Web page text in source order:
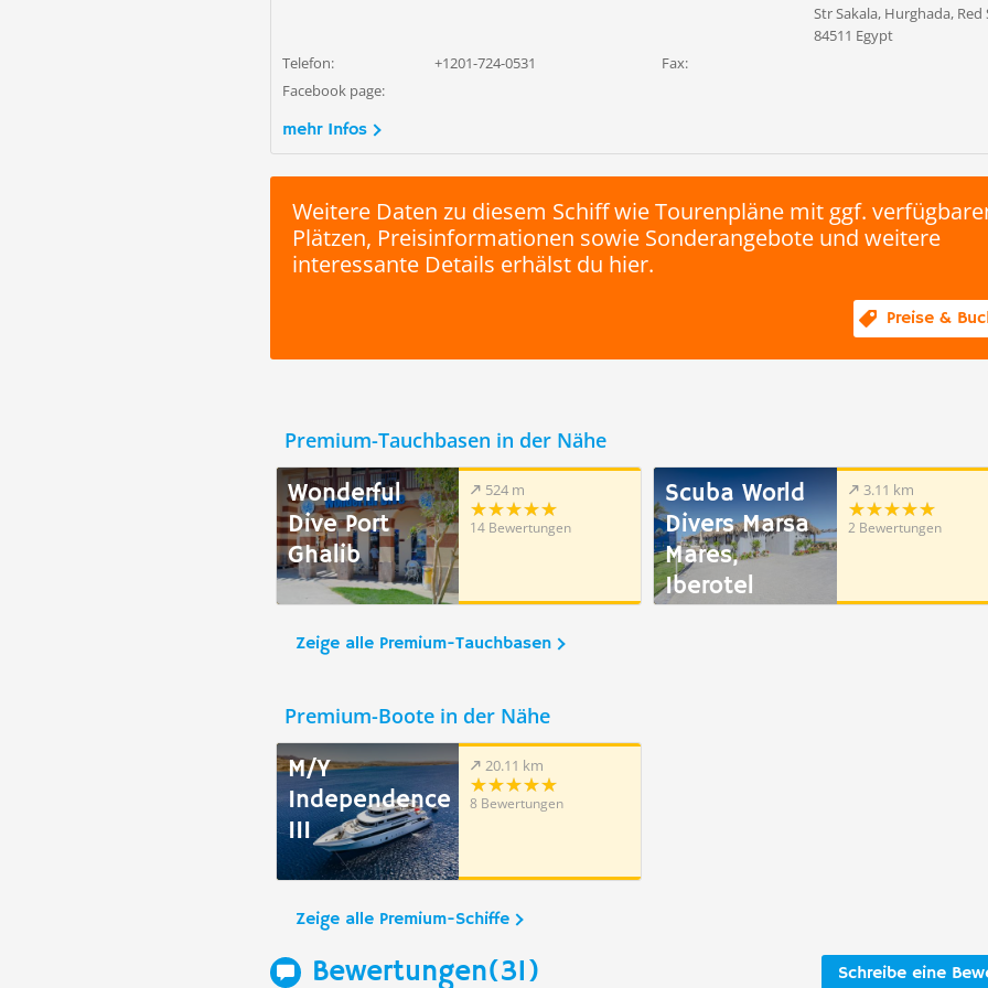
Str Sakala, Hurghada, Red
84511 Egypt
Telefon:
+1201-724-0531
Fax:
Facebook page:
mehr Infos
Weitere Daten zu diesem Schiff wie Tourenpläne mit ggf.
Plätzen, Preisinformationen sowie Sonderangebote und weitere
interessante Details erhälst du hier.
Preise &
Premium-Tauchbasen in der Nähe
Wonderful
Dive Port
Ghalib
524 m
14 Bewertungen
Scuba World
Divers Marsa
Mares,
Iberotel
3.11 km
2 Bewertungen
Zeige alle Premium-Tauchbasen
Premium-Boote in der Nähe
M/Y
Independence
III
20.11 km
8 Bewertungen
Zeige alle Premium-Schiffe
Schreibe eine
Bewertungen(31)